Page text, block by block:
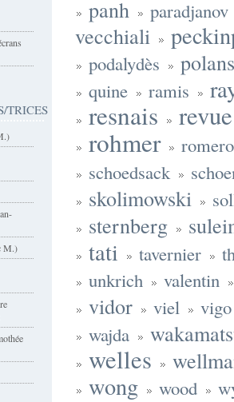
TRICES
M.)
panh paradjanov
vecchiali
podalydès
quine ramis
resnais revue
rohmer
romero
schoedsack
skolimowski
sternberg
tati tavernier
unkrich
valentin
vidor viel
vigo
wajda
welles
wong wood